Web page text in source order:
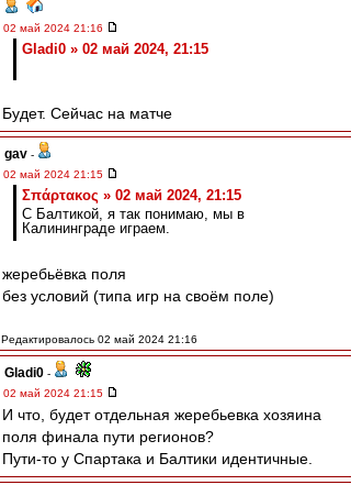
02 май 2024 21:16
Gladi0 » 02 май 2024, 21:15
Будет. Сейчас на матче
gav -
02 май 2024 21:15
Σπάρτακος » 02 май 2024, 21:15
С Балтикой, я так понимаю, мы в
Калининграде играем.
жеребьёвка поля
без условий (типа игр на своём поле)
Редактировалось 02 май 2024 21:16
Gladi0 -
02 май 2024 21:15
И что, будет отдельная жеребьевка хозяина
поля финала пути регионов?
Пути-то у Спартака и Балтики идентичные.